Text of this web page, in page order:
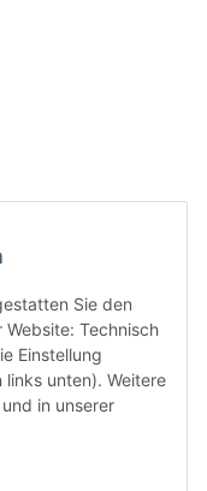
Sie den
Technisch
Einstellung
unten). Weitere
und in unserer